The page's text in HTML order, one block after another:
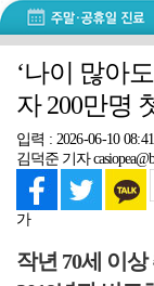
‘나이 많아
자 200만명
입력 : 2026-06-10
김덕준 기자
가
작년 70세 이상